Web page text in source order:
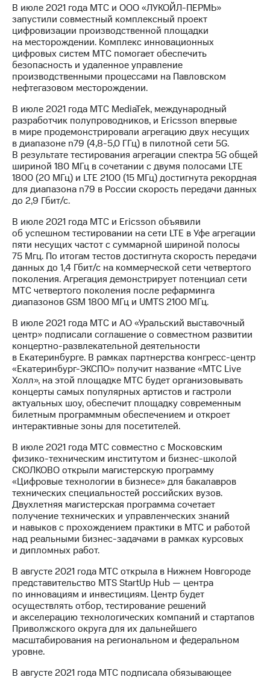
В июле 2021 года МТС и ООО «ЛУКОЙЛ-ПЕРМЬ»
запустили совместный комплексный проект
цифровизации производственной площадки
на месторождении. Комплекс инновационных
цифровых систем МТС помогает обеспечить
безопасность и удаленное управление
производственными процессами на Павловском
нефтегазовом месторождении.
В июле 2021 года МТС MediaTek, международный
разработчик полупроводников, и Ericsson впервые
в мире продемонстрировали агрегацию двух несущих
в диапазоне n79 (4,8-5,0 ГГц) в пилотной сети 5G.
В результате тестирования агрегации спектра 5G общей
шириной 180 МГц в сочетании с двумя полосами LTE
1800 (20 МГц) и LTE 2100 (15 МГц) достигнута рекордная
для диапазона n79 в России скорость передачи данных
до 2,9 Гбит/с.
В июле 2021 года МТС и Ericsson объявили
об успешном тестировании на сети LTE в Уфе агрегации
пяти несущих частот с суммарной шириной полосы
75 Мгц. По итогам тестов достигнута скорость передачи
данных до 1,4 Гбит/с на коммерческой сети четвертого
поколения. Агрегация демонстрирует потенциал сети
МТС четвертого поколения после рефарминга
диапазонов GSM 1800 МГц и UMTS 2100 МГц.
В июле 2021 года МТС и АО «Уральский выставочный
центр» подписали соглашение о совместном развитии
концертно-развлекательной деятельности
в Екатеринбурге. В рамках партнерства конгресс-центр
«Екатеринбург-ЭКСПО» получит название «МТС Live
Холл», на этой площадке МТС будет организовывать
концерты самых популярных артистов и гастроли
актуальных шоу, обеспечит площадку современным
билетным программным обеспечением и откроет
интерактивные зоны для посетителей.
В июле 2021 года МТС совместно с Московским
физико-техническим институтом и бизнес-школой
СКОЛКОВО открыли магистерскую программу
«Цифровые технологии в бизнесе» для бакалавров
технических специальностей российских вузов.
Двухлетняя магистерская программа сочетает
получение технических и управленческих знаний
и навыков с прохождением практики в МТС и работой
над реальными бизнес-задачами в рамках курсовых
и дипломных работ.
В августе 2021 года МТС открыла в Нижнем Новгороде
представительство MTS StartUp Hub — центра
по инновациям и инвестициям. Центр будет
осуществлять отбор, тестирование решений
и акселерацию технологических компаний и стартапов
Приволжского округа для их дальнейшего
масштабирования на региональном и федеральном
уровне.
В августе 2021 года МТС подписала обязывающее